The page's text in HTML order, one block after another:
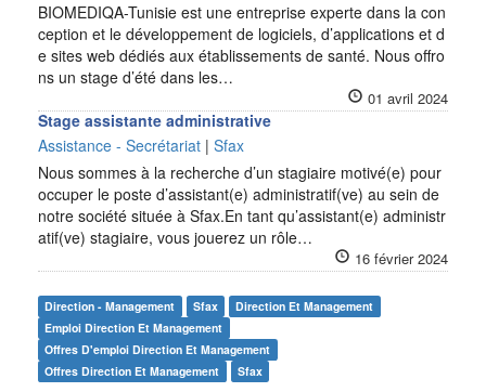
BIOMEDIQA-Tunisie est une entreprise experte dans la con
ception et le développement de logiciels, d’applications et d
e sites web dédiés aux établissements de santé. Nous offro
ns un stage d’été dans les…
01 avril 2024
Stage assistante administrative
Assistance - Secrétariat | Sfax
Nous sommes à la recherche d’un stagiaire motivé(e) pour
occuper le poste d’assistant(e) administratif(ve) au sein de
notre société située à Sfax.En tant qu’assistant(e) administr
atif(ve) stagiaire, vous jouerez un rôle…
16 février 2024
Direction - Management Sfax
Direction Et Management
Emploi Direction Et Management
Offres D'emploi Direction Et Management
Offres Direction Et Management
Sfax